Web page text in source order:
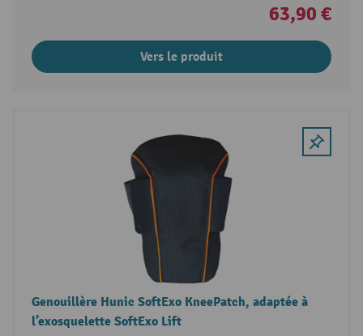
63,90 €
Vers le produit
Genouillère Hunic SoftExo KneePatch, adaptée à
l’exosquelette SoftExo Lift